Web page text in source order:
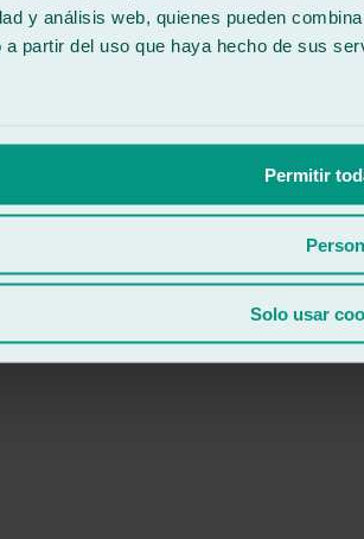
y análisis web, quienes pueden
a partir del uso que haya hecho de sus
Permitir
Solo usar